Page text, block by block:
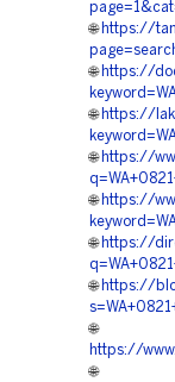
🌐 https://
🌐 https://
🌐 https://
🌐 https://
🌐 https://
🌐 https://
🌐 https://
🌐
https://
🌐